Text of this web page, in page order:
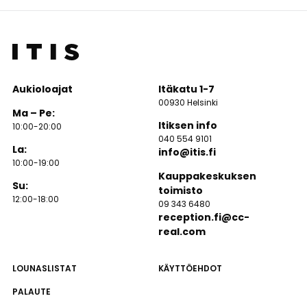
LOUNASLISTAT
KÄYTTÖEHDOT
PALAUTE
Aukioloajat
Ma – Pe:
10:00-20:00
La:
10:00-19:00
Su:
12:00-18:00
Itäkatu 1-7
00930 Helsinki
Itiksen info
040 554 9101
info@itis.fi
Kauppakeskuksen
toimisto
09 343 6480
reception.fi@cc-
real.com